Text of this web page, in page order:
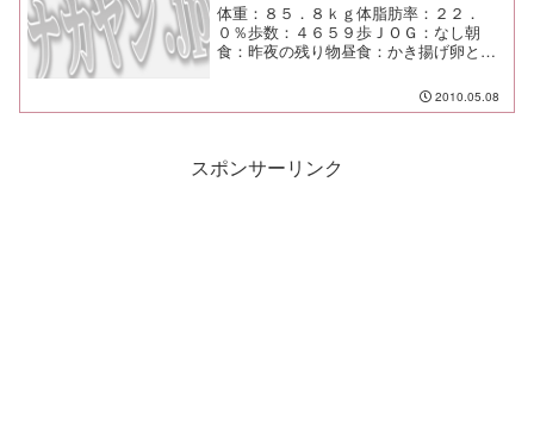
体重：８５．８ｋｇ体脂肪率：２２．
０％歩数：４６５９歩ＪＯＧ：なし朝
食：昨夜の残り物昼食：かき揚げ卵とじ
2010.05.08
スポンサーリンク